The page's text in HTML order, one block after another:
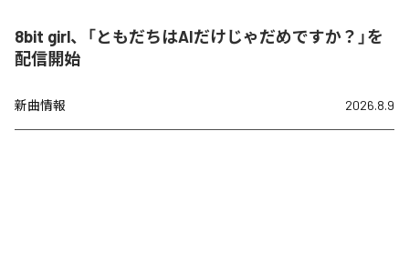
8bit girl、「ともだちはAIだけじゃだめですか？」を
配信開始
新曲情報 2026.8.9